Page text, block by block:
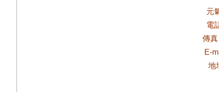
元
電
傳
E-
地址 25170